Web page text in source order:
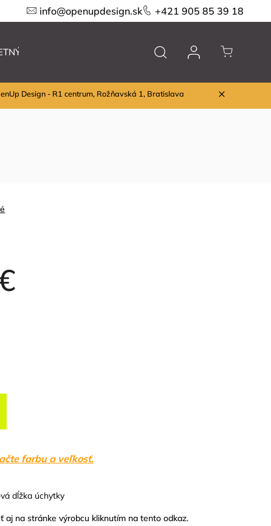
info@openupdesign.sk +421 905 85 39 18
VÝPREDAJ Značky
Design - R1 centrum, Rožňavská 1, Bratislava
farbu a veľkosť.
dĺžka úchytky
aj na stránke výrobcu kliknutím na tento odkaz.